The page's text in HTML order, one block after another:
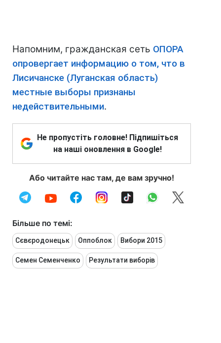
Напомним, гражданская сеть ОПОРА
опровергает информацию о том, что в
Лисичанске (Луганская область)
местные выборы признаны
недействительными.
Не пропустіть головне! Підпишіться
на наші оновлення в Google!
Або читайте нас там, де вам зручно!
Більше по темі:
Сєвєродонецьк Оппоблок Вибори 2015
Семен Семенченко Результати виборів